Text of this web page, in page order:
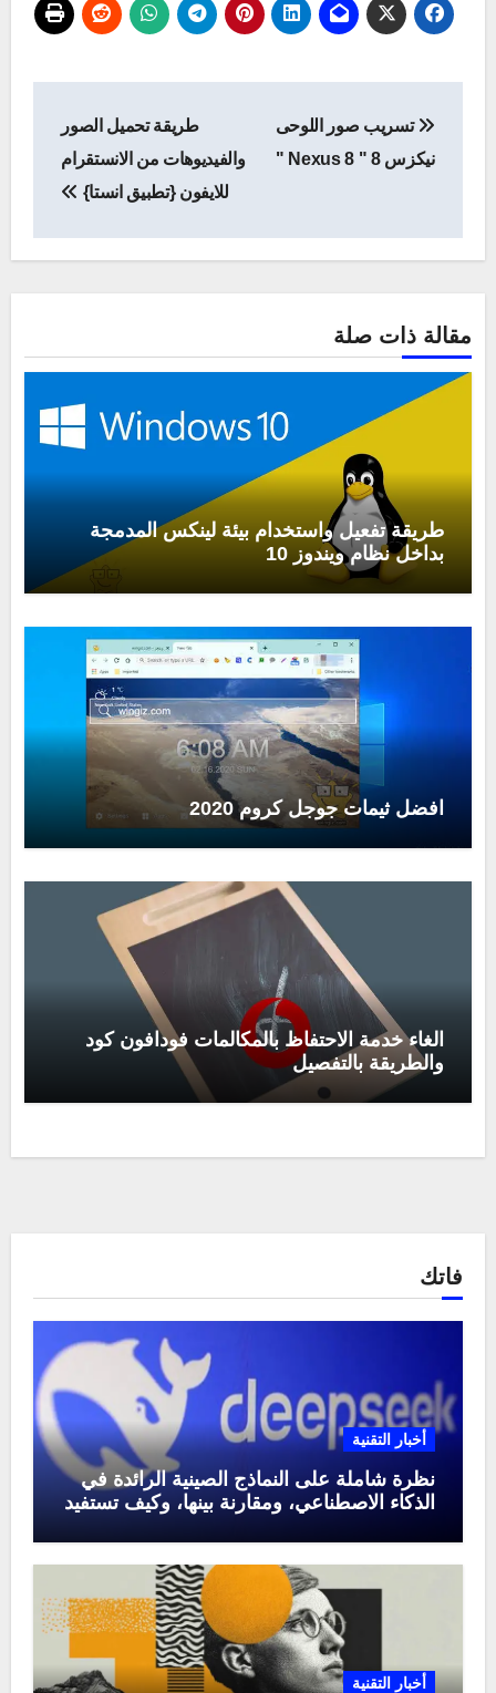
المقالات
تسريب صور اللوحى
نيكزس 8 " Nexus 8 "
طريقة تحميل الصور
والفيديوهات من الانستقرام
للايفون {تطبيق انستا}
مقالة ذات صلة
طريقة تفعيل واستخدام بيئة لينكس المدمجة
بداخل نظام ويندوز 10
افضل ثيمات جوجل كروم 2020
الغاء خدمة الاحتفاظ بالمكالمات فودافون كود
والطريقة بالتفصيل
فاتك
أخبار التقنية
نظرة شاملة على النماذج الصينية الرائدة في
الذكاء الاصطناعي، ومقارنة بينها، وكيف تستفيد
أخبار التقنية